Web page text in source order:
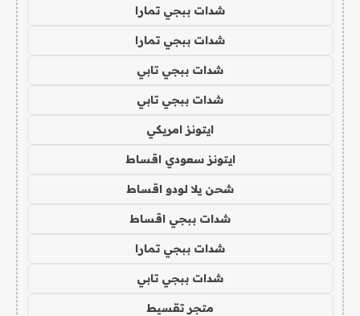
شدات ببجي تمارا
شدات ببجي تمارا
شدات ببجي تابي
شدات ببجي تابي
ايتونز امريكي
ايتونز سعودي اقساط
شحن يلا لودو اقساط
شدات ببجي اقساط
شدات ببجي تمارا
شدات ببجي تابي
متجر تقسيط